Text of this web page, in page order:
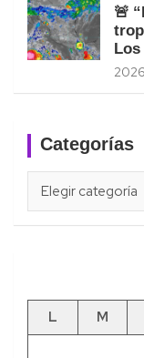
🚨
Categorías
L
M